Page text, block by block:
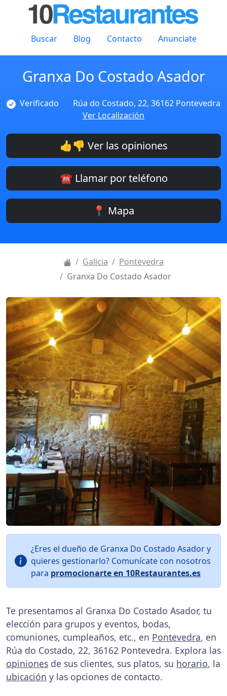
Buscar Blog Contacto Anunciate
Granxa Do Costado Asador
Verificado
Rúa do Costado, 22, 36162 Pontevedra
Ver Localización
👍👎 Ver las opiniones
☎️ Llamar por teléfono
📍 Mapa
Galicia
Pontevedra
Granxa Do Costado Asador
¿Eres el dueño de Granxa Do Costado Asador y
quieres gestionarlo? Comunícate con nosotros
para promocionarte en 10Restaurantes.es
Te presentamos al Granxa Do Costado Asador, tu
elección para grupos y eventos, bodas,
comuniones, cumpleaños, etc., en Pontevedra, en
Rúa do Costado, 22, 36162 Pontevedra. Explora las
opiniones de sus clientes, sus platos, su horario, la
ubicación y las opciones de contacto.